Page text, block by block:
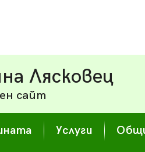
Лясковец
сайт
Услуги